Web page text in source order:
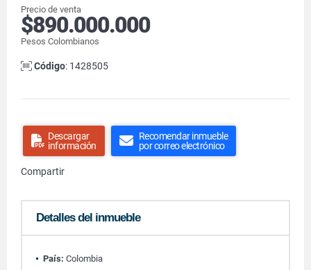
Precio de venta
$890.000.000
Pesos Colombianos
Código: 1428505
Descargar
información
Recomendar inmueble
por correo electrónico
Compartir
Detalles del inmueble
País: Colombia